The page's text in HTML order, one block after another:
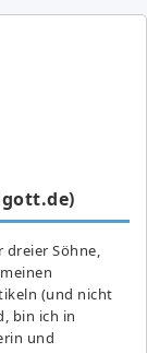
dreier Söhne,
(und nicht
bin ich in
und